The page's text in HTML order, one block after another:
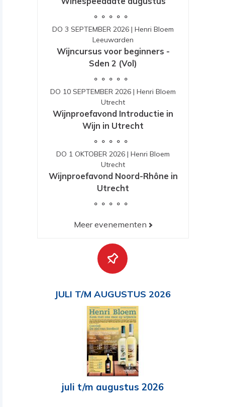
DO 3 SEPTEMBER 2026 | Henri Bloem
Leeuwarden
Wijncursus voor beginners -
Sden 2 (Vol)
DO 10 SEPTEMBER 2026 | Henri Bloem
Utrecht
Wijnproefavond Introductie in
Wijn in Utrecht
DO 1 OKTOBER 2026 | Henri Bloem
Utrecht
Wijnproefavond Noord-Rhône in
Utrecht
Meer evenementen
JULI T/M AUGUSTUS 2026
juli t/m augustus 2026